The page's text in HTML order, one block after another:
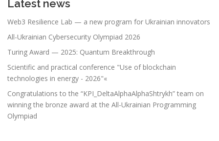
Latest news
Web3 Resilience Lab — a new program for Ukrainian innovators
All-Ukrainian Cybersecurity Olympiad 2026
Turing Award — 2025: Quantum Breakthrough
Scientific and practical conference "Use of blockchain
technologies in energy - 2026"«
Congratulations to the “KPI_DeltaAlphaAlphaShtrykh” team on
winning the bronze award at the All-Ukrainian Programming
Olympiad